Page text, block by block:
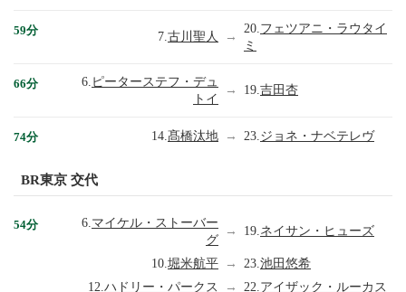
59分 7.古川聖人 →
20. フェツアニ・ラウタイ
ミ
66分 6. ピーターステフ・デュ
トイ
→ 19.吉田杏
74分 14. 髙橋汰地 → 23. ジョネ・ナベテレヴ
BR東京 交代
54分 6. マイケル・ストーバー
グ
→ 19.ネイサン・ヒューズ
10. 堀米航平 → 23. 池田悠希
12. ハドリー・パークス → 22. アイザック・ルーカス